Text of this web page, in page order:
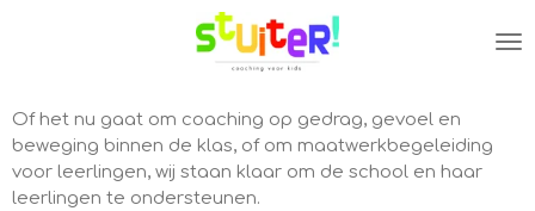
hoofdinhoud
Of het nu gaat om coaching op gedrag, gevoel en
beweging binnen de klas, of om maatwerkbegeleiding
voor leerlingen, wij staan klaar om de school en haar
leerlingen te ondersteunen.